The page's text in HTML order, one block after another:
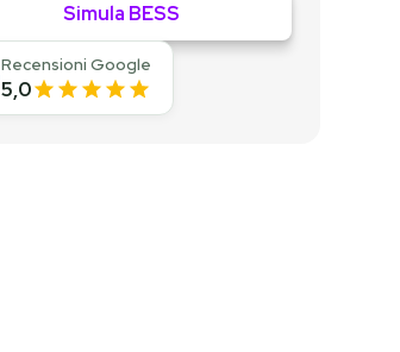
Simula BESS
Recensioni Google
5,0